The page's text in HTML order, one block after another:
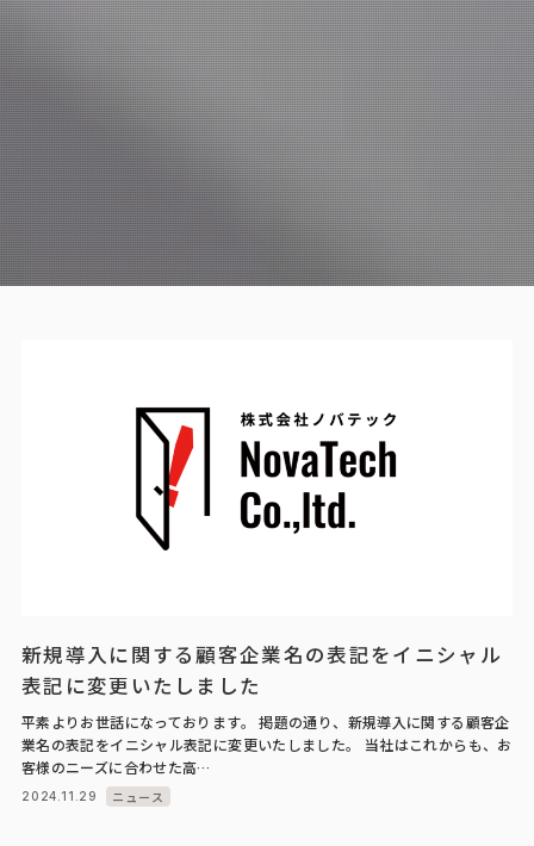
新規導入に関する顧客企業名の表記をイニシャル
表記に変更いたしました
平素よりお世話になっております。 掲題の通り、新規導入に関する顧客企
業名の表記をイニシャル表記に変更いたしました。 当社はこれからも、お
客様のニーズに合わせた高…
2024.11.29 ニュース